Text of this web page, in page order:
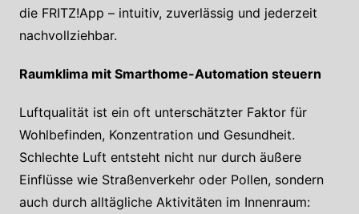
die FRITZ!App – intuitiv, zuverlässig und jederzeit
nachvollziehbar.
Raumklima mit Smarthome-Automation steuern
Luftqualität ist ein oft unterschätzter Faktor für
Wohlbefinden, Konzentration und Gesundheit.
Schlechte Luft entsteht nicht nur durch äußere
Einflüsse wie Straßenverkehr oder Pollen, sondern
auch durch alltägliche Aktivitäten im Innenraum: